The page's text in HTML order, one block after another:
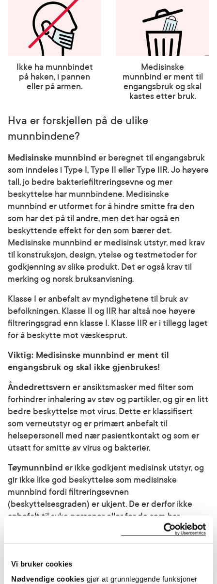
Vi bruker cookies
Nødvendige cookies gjør at grunnleggende funksjoner
Ikke ha munnbindet
på haken, i pannen
eller på armen.
Medisinske
munnbind er ment til
engangsbruk og skal
kastes etter bruk.
Hva er forskjellen på de ulike
munnbindene?
Medisinske munnbind er beregnet til engangsbruk
som inndeles i Type I, Type II eller Type IIR. Jo høyere
tall, jo bedre bakteriefiltreringsevne og mer
beskyttelse har munnbindene. Medisinske
munnbind er utformet for å hindre smitte fra den
som har det på til andre, men det har også en
beskyttende effekt for den som bærer det.
Medisinske munnbind er medisinsk utstyr, med krav
til konstruksjon, design, ytelse og testmetoder for
godkjenning av slike produkt. Det er også krav til
merking og norsk bruksanvisning.
Klasse I er anbefalt av myndighetene til bruk av
befolkningen. Klasse II og IIR har altså noe høyere
filtreringsgrad enn klasse I. Klasse IIR er i tillegg laget
for å beskytte mot væskesprut.
Viktig: Medisinske munnbind er ment til
engangsbruk og skal ikke gjenbrukes!
Åndedrettsvern er ansiktsmasker med filter som
forhindrer inhalering av støv og partikler, og gir en litt
bedre beskyttelse mot virus. Dette er klassifisert
som verneutstyr og er primært anbefalt til
helsepersonell med nær pasientkontakt og som er
utsatt for smitte av virus og bakterier.
Tøymunnbind er ikke godkjent medisinsk utstyr, og
gir ikke like god beskyttelse som medisinske
munnbind fordi filtreringsevnen
(beskyttelsesgraden) er ukjent. De er derfor ikke
anbefalt til syke personer eller for de som har
For å oppnå ønsket effekt av munnbind er det veldig